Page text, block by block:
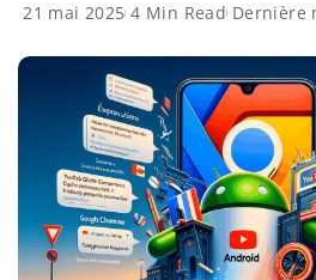
21 mai 2025 4 Min Read Dernière